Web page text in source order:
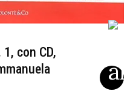
con CD,